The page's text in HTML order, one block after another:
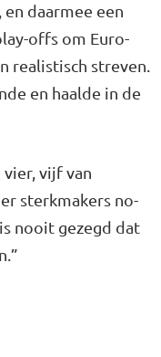
daarmee een
offs om Euro­
realistisch streven.
en haalde in de
vijf van
sterkmakers no­
nooit gezegd dat